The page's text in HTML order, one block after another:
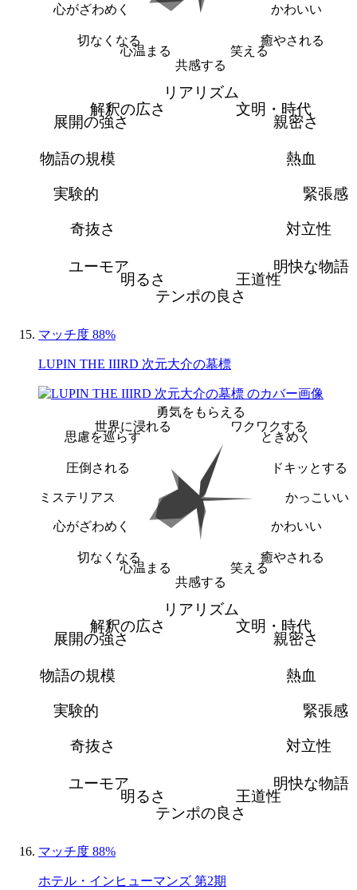
かわいい
癒やされる
笑える
共感する
心温まる
切なくなる
心がざわめく
リアリズム
文明・時代
親密さ
熱血
緊張感
対立性
明快な物語
王道性
テンポの良さ
明るさ
ユーモア
奇抜さ
実験的
物語の規模
展開の強さ
解釈の広さ
マッチ度 88%
LUPIN THE IIIRD 次元大介の墓標
勇気をもらえる
ワクワクする
ときめく
ドキッとする
かっこいい
かわいい
癒やされる
笑える
共感する
心温まる
切なくなる
心がざわめく
ミステリアス
圧倒される
思慮を巡らす
世界に浸れる
リアリズム
文明・時代
親密さ
熱血
緊張感
対立性
明快な物語
王道性
テンポの良さ
明るさ
ユーモア
奇抜さ
実験的
物語の規模
展開の強さ
解釈の広さ
マッチ度 88%
ホテル・インヒューマンズ 第2期